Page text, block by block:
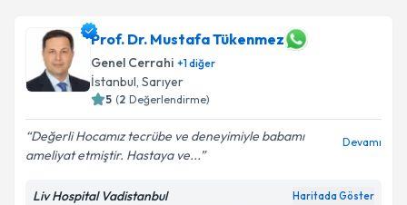
Prof. Dr. Mustafa Tükenmez
Genel Cerrahi +1diğer
İstanbul, Sarıyer
5 (2 Değerlendirme)
Değerli Hocamız tecrübe ve deneyimiyle babamı
ameliyat etmiştir. Hastaya ve...
Devamı
Liv Hospital Vadistanbul Haritada Göster